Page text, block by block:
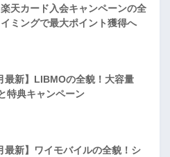
楽天カード入会キャンペーンの全
ミングで最大ポイント獲得へ
最新】LIBMOの全貌！大容量
特典キャンペーン
最新】ワイモバイルの全貌！シ